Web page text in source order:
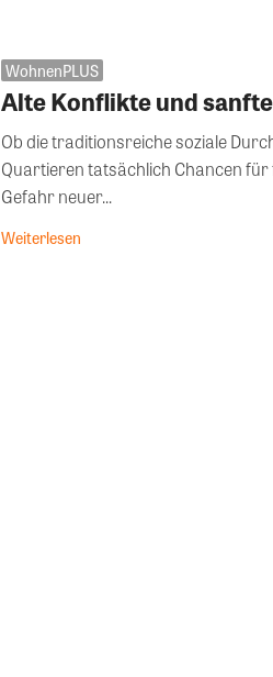
WohnenPLUS
Alte Konflikte und
Ob die traditionsreiche soziale
Quartieren tatsächlich Chancen
Gefahr neuer...
Weiterlesen